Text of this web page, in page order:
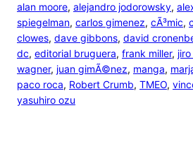
alan moore, alejandro jodorowsky,
spiegelman, carlos gimenez, cÃ³mic,
clowes, dave gibbons, david
dc, editorial bruguera, frank miller,
wagner, juan gimÃ©nez, manga,
paco roca, Robert Crumb, TMEO,
yasuhiro ozu